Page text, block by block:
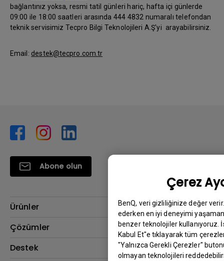
Çerez
BenQ, veri gizliliğinize değer
ederken en iyi deneyimi
benzer teknolojiler kullanıyoruz.
Kabul Et"e tıklayarak tüm
"Yalnızca Gerekli Çerezler"
olmayan teknolojileri
bağlantınız yoksa, resmi tatil günleri hariç, hafta içi günlerde
09:00 ile 18:00 saatleri arasında 444 4832 numaralı telefondan
teknik servisimiz Tecpro Bilgi Teknolojileri A.Ş'yi arayabilirsiniz.
Email: destek@tecpro.com.tr
Abone olun
Ürünler
Projektör
Çözümler
BenQ AQCOLOR Elçisi
Destek